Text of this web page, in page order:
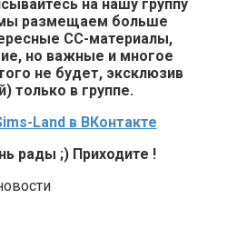
на нашу группу
размещаем больше
СС-материалы,
но важные и многое
не будет, эксклюзив
только в группе.
Land в ВКонтакте
рады ;) Приходите !